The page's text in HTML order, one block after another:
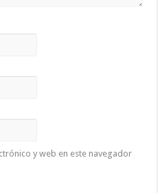
y web en este navegador